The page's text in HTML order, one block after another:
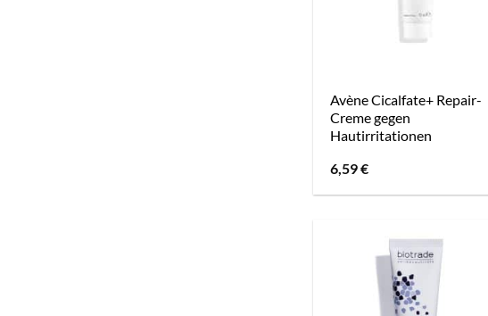
Avène Cicalfate+ Repair-
Creme gegen
Hautirritationen
6,59€